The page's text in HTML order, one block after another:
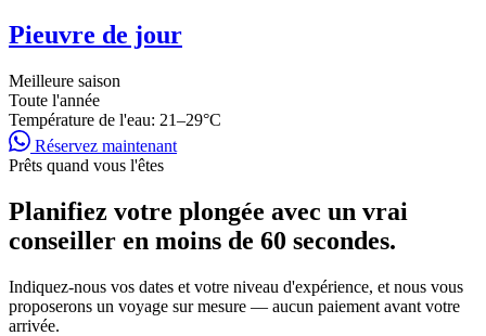
Pieuvre de jour
Meilleure saison
Toute l'année
Température de l'eau: 21–29°C
Réservez maintenant
Prêts quand vous l'êtes
Planifiez votre plongée avec un vrai
conseiller en moins de 60 secondes.
Indiquez-nous vos dates et votre niveau d'expérience, et nous vous
proposerons un voyage sur mesure — aucun paiement avant votre
arrivée.